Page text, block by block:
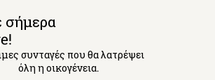
σήμερα
συνταγές που θα λατρέψει
όλη η οικογένεια.